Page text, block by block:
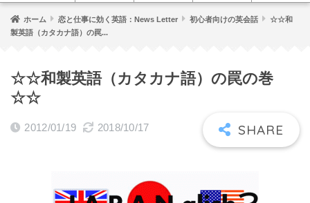
ホーム 恋と仕事に効く英語：News Letter 初心者向けの英会話
☆☆和
製英語（カタカナ語）の罠...
☆☆和製英語（カタカナ語）の罠の巻
☆☆
2012/01/19 2018/10/17